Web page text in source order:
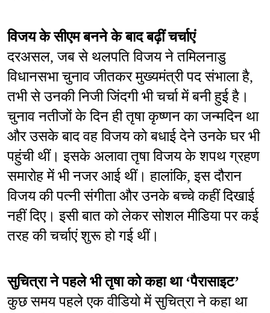
विजय के सीएम बनने के बाद बढ़ीं चर्चाएं
दरअसल, जब से थलपति विजय ने तमिलनाडु
विधानसभा चुनाव जीतकर मुख्यमंत्री पद संभाला है,
तभी से उनकी निजी जिंदगी भी चर्चा में बनी हुई है।
चुनाव नतीजों के दिन ही तृषा कृष्णन का जन्मदिन था
और उसके बाद वह विजय को बधाई देने उनके घर भी
पहुंची थीं। इसके अलावा तृषा विजय के शपथ ग्रहण
समारोह में भी नजर आई थीं। हालांकि, इस दौरान
विजय की पत्नी संगीता और उनके बच्चे कहीं दिखाई
नहीं दिए। इसी बात को लेकर सोशल मीडिया पर कई
तरह की चर्चाएं शुरू हो गई थीं।
सुचित्रा ने पहले भी तृषा को कहा था ‘पैरासाइट’
कुछ समय पहले एक वीडियो में सुचित्रा ने कहा था